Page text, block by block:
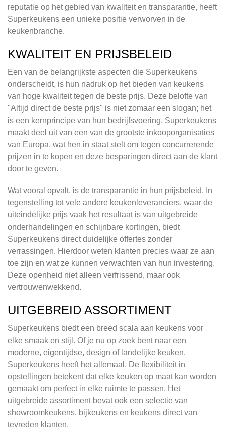
reputatie op het gebied van kwaliteit en transparantie, heeft
Superkeukens een unieke positie verworven in de
keukenbranche.
KWALITEIT EN PRIJSBELEID
Een van de belangrijkste aspecten die Superkeukens
onderscheidt, is hun nadruk op het bieden van keukens
van hoge kwaliteit tegen de beste prijs. Deze belofte van
"Altijd direct de beste prijs" is niet zomaar een slogan; het
is een kernprincipe van hun bedrijfsvoering. Superkeukens
maakt deel uit van een van de grootste inkooporganisaties
van Europa, wat hen in staat stelt om tegen concurrerende
prijzen in te kopen en deze besparingen direct aan de klant
door te geven.
Wat vooral opvalt, is de transparantie in hun prijsbeleid. In
tegenstelling tot vele andere keukenleveranciers, waar de
uiteindelijke prijs vaak het resultaat is van uitgebreide
onderhandelingen en schijnbare kortingen, biedt
Superkeukens direct duidelijke offertes zonder
verrassingen. Hierdoor weten klanten precies waar ze aan
toe zijn en wat ze kunnen verwachten van hun investering.
Deze openheid niet alleen verfrissend, maar ook
vertrouwenwekkend.
UITGEBREID ASSORTIMENT
Superkeukens biedt een breed scala aan keukens voor
elke smaak en stijl. Of je nu op zoek bent naar een
moderne, eigentijdse, design of landelijke keuken,
Superkeukens heeft het allemaal. De flexibiliteit in
opstellingen betekent dat elke keuken op maat kan worden
gemaakt om perfect in elke ruimte te passen. Het
uitgebreide assortiment bevat ook een selectie van
showroomkeukens, bijkeukens en keukens direct van
tevreden klanten.